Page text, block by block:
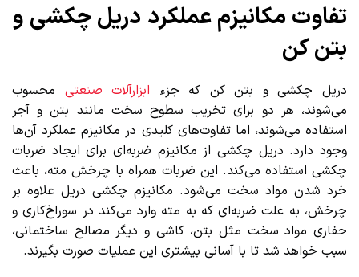
تفاوت مکانیزم عملکرد دریل چکشی و
بتن کن
دریل چکشی و بتن کن که جزء ابزارآلات صنعتی محسوب
می‌شوند، هر دو برای تخریب سطوح سخت مانند بتن و آجر
استفاده می‌شوند، اما تفاوت‌های کلیدی در مکانیزم عملکرد آن‌ها
وجود دارد. دریل چکشی از مکانیزم ضربه‌ای برای ایجاد ضربات
چکشی استفاده می‌کند. این ضربات همراه با چرخش مته، باعث
خرد شدن مواد سخت می‌شود. مکانیزم چکشی دریل علاوه بر
چرخش، به علت ضربه‌ای که به مته وارد می‌کند در سوراخ‌کاری و
حفاری مواد سخت مثل بتن، کاشی و دیگر مصالح ساختمانی،
سبب خواهد شد تا با آسانی بیشتری این عملیات صورت بگیرند.